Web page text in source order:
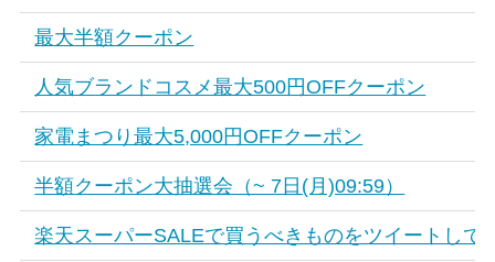
最大半額クーポン
人気ブランドコスメ最大500円OFFクーポン
家電まつり最大5,000円OFFクーポン
半額クーポン大抽選会（~ 7日(月)09:59）
楽天スーパーSALEで買うべきものをツイートして